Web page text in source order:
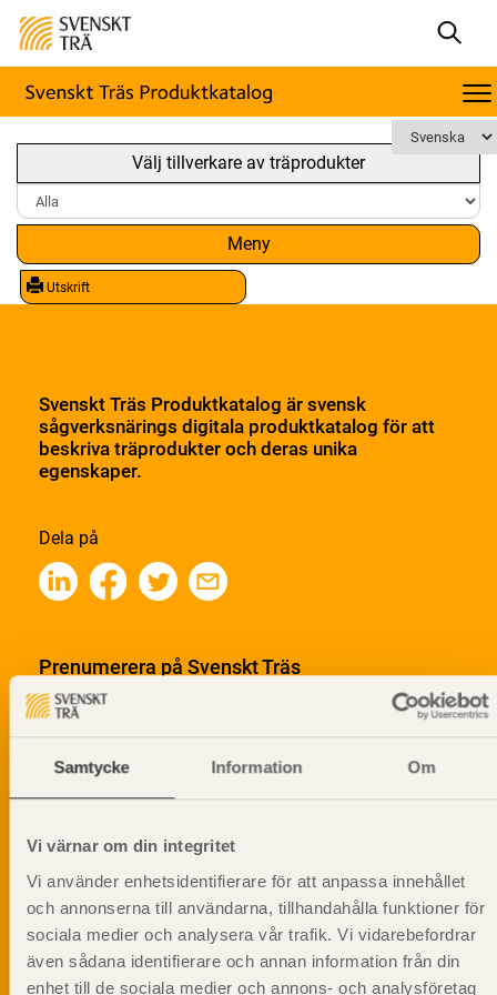
Samtycke Information Om
Vi värnar om din integritet
Vi använder enhetsidentifierare för att anpassa innehållet
och annonserna till användarna, tillhandahålla funktioner för
sociala medier och analysera vår trafik. Vi vidarebefordrar
även sådana identifierare och annan information från din
enhet till de sociala medier och annons- och analysföretag
Välj tillverkare av träprodukter
Meny
Utskrift
Svenskt Träs Produktkatalog är svensk
sågverksnärings digitala produktkatalog för att
beskriva träprodukter och deras unika
egenskaper.
Dela på
Prenumerera på Svenskt Träs
informationsutskick!